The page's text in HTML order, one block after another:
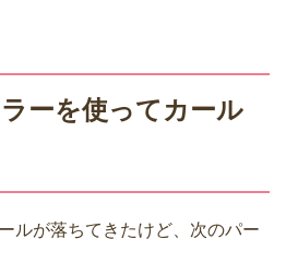
ーを使ってカール
ルが落ちてきたけど、次のパー